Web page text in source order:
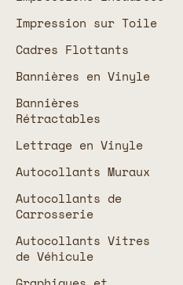
Impression sur Toile
Cadres Flottants
Bannières en Vinyle
Bannières
Rétractables
Lettrage en Vinyle
Autocollants Muraux
Autocollants de
Carrosserie
Autocollants Vitres
de Véhicule